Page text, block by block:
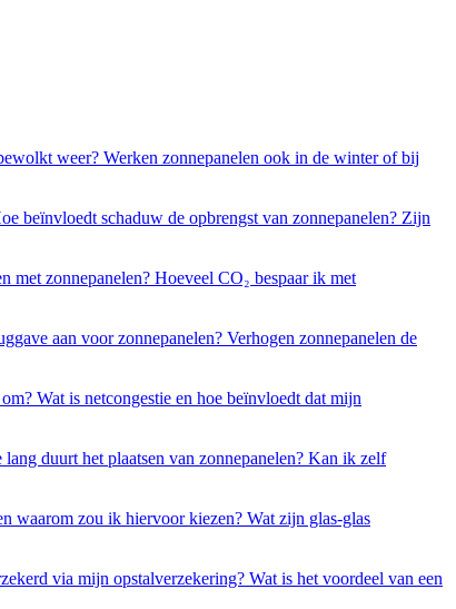
weer? Werken zonnepanelen ook in de winter of bij
beïnvloedt schaduw de opbrengst van zonnepanelen? Zijn
met zonnepanelen? Hoeveel CO₂ bespaar ik met
aan voor zonnepanelen? Verhogen zonnepanelen de
Wat is netcongestie en hoe beïnvloedt dat mijn
lang duurt het plaatsen van zonnepanelen? Kan ik zelf
waarom zou ik hiervoor kiezen? Wat zijn glas-glas
via mijn opstalverzekering? Wat is het voordeel van een